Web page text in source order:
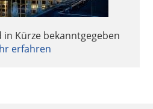
Kürze bekanntgegeben
erfahren